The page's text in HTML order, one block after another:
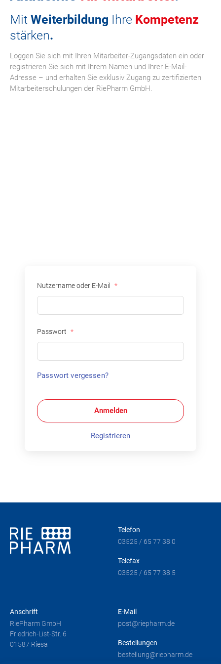
Über uns
A- A+
Mit Weiterbildung Ihre Kompetenz
stärken.
Loggen Sie sich mit Ihren Mitarbeiter-Zugangsdaten ein oder
registrieren Sie sich mit Ihrem Namen und Ihrer E-Mail-
Adresse – und erhalten Sie exklusiv Zugang zu zertifizierten
Mitarbeiterschulungen der RiePharm GmbH.
Nutzername oder E-Mail *
Passwort *
Passwort vergessen?
Anmelden
Registrieren
E-Mail
post@riepharm.de
Bestellungen
bestellung@riepharm.de
Telefon
03525 / 65 77 38 0
Telefax
03525 / 65 77 38 5
Anschrift
RiePharm GmbH
Friedrich-List-Str. 6
01587 Riesa